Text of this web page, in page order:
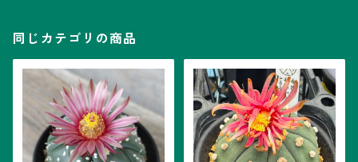
同じカテゴリの商品